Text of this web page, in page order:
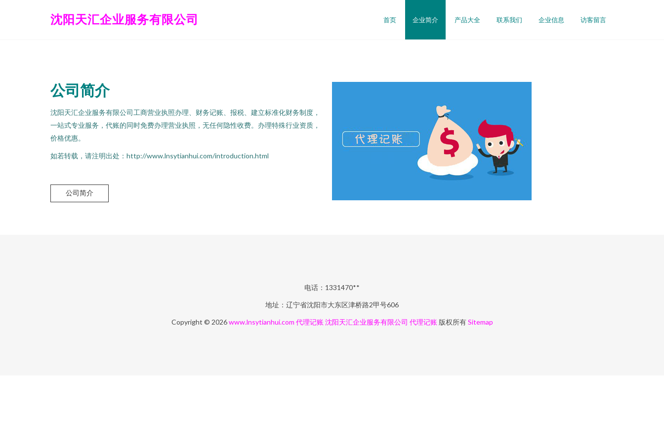
沈阳天汇企业服务有限公司 首页 企业简介 产品大全 联系我们 企业信息 访客留言
公司简介
沈阳天汇企业服务有限公司工商营业执照办理、财务记账、报税、建立标准化财务制度，
一站式专业服务，代账的同时免费办理营业执照，无任何隐性收费。办理特殊行业资质，
价格优惠。
如若转载，请注明出处：http://www.lnsytianhui.com/introduction.html
公司简介
电话：1331470**
地址：辽宁省沈阳市大东区津桥路2甲号606
Copyright © 2026www.lnsytianhui.com 代理记账 沈阳天汇企业服务有限公司 代理记账 版权所有Sitemap